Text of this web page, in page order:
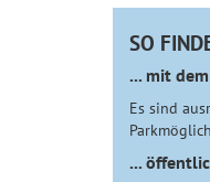
SO
... mit
Es sind
...